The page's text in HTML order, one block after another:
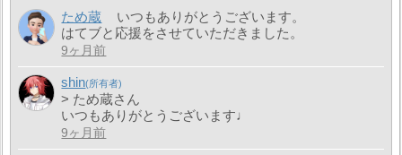
ため蔵
いつもありがとうございます。
はてブと応援をさせていただきました。
9ヶ月前
shin
> ため蔵さん
いつもありがとうございます♩
9ヶ月前